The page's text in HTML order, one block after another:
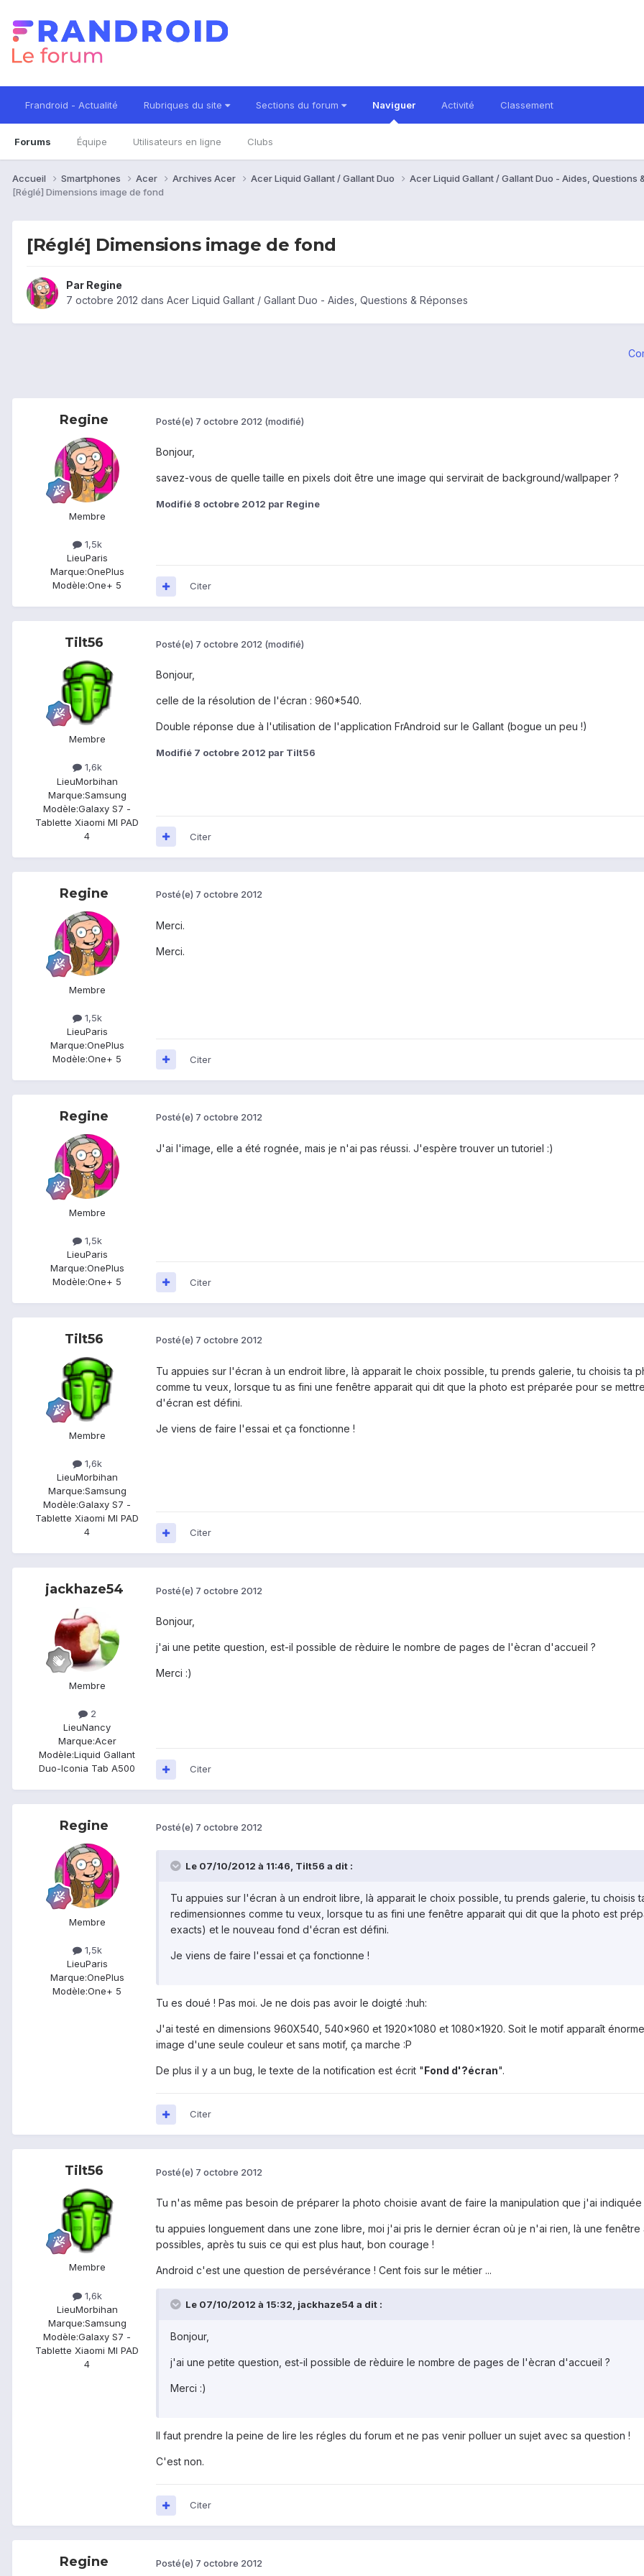
Frandroid - Actualité Rubriques du site Sections du forum Naviguer
Forums Équipe Utilisateurs en ligne Clubs
Activité Classement
Accueil Smartphones Acer Archives Acer Acer Liquid Gallant / Gallant Duo
Acer Liquid Gallant / Gallant Duo - Aides, Questions
[Réglé] Dimensions image de fond
[Réglé] Dimensions image de fond
Par Regine
7 octobre 2012 dans Acer Liquid Gallant / Gallant Duo - Aides, Questions & Réponses
Regine
Membre
1,5k
LieuParis
Marque:OnePlus
Modèle:One+ 5
Posté(e) 7 octobre 2012 (modifié)
Bonjour,
savez-vous de quelle taille en pixels doit être une image qui servirait de background/wallpaper ?
Modifié 8 octobre 2012 par Regine
Citer
Tilt56
Membre
1,6k
LieuMorbihan
Marque:Samsung
Modèle:Galaxy S7 -
Tablette Xiaomi MI PAD
4
Posté(e) 7 octobre 2012 (modifié)
Bonjour,
celle de la résolution de l'écran : 960*540.
Double réponse due à l'utilisation de l'application FrAndroid sur le Gallant (bogue un peu !)
Modifié 7 octobre 2012 par Tilt56
Citer
Regine
Membre
1,5k
LieuParis
Marque:OnePlus
Modèle:One+ 5
Posté(e) 7 octobre 2012
Merci.
Merci.
Citer
Regine
Membre
1,5k
LieuParis
Marque:OnePlus
Modèle:One+ 5
Posté(e) 7 octobre 2012
J'ai l'image, elle a été rognée, mais je n'ai pas réussi. J'espère trouver un tutoriel :)
Citer
Tilt56
Membre
1,6k
LieuMorbihan
Marque:Samsung
Modèle:Galaxy S7 -
Tablette Xiaomi MI PAD
4
Posté(e) 7 octobre 2012
Tu appuies sur l'écran à un endroit libre, là apparait le choix possible, tu prends galerie, tu choisis ta
comme tu veux, lorsque tu as fini une fenêtre apparait qui dit que la photo est préparée pour se
d'écran est défini.
Je viens de faire l'essai et ça fonctionne !
Citer
jackhaze54
Membre
2
LieuNancy
Marque:Acer
Modèle:Liquid Gallant
Duo-Iconia Tab A500
Posté(e) 7 octobre 2012
Bonjour,
j'ai une petite question, est-il possible de rèduire le nombre de pages de l'ècran d'accueil ?
Merci :)
Citer
Regine
Membre
1,5k
LieuParis
Marque:OnePlus
Modèle:One+ 5
Posté(e) 7 octobre 2012
Le 07/10/2012 à 11:46, Tilt56 a dit :
Tu appuies sur l'écran à un endroit libre, là apparait le choix possible, tu prends galerie, tu
redimensionnes comme tu veux, lorsque tu as fini une fenêtre apparait qui dit que la photo est
exacts) et le nouveau fond d'écran est défini.
Je viens de faire l'essai et ça fonctionne !
Tu es doué ! Pas moi. Je ne dois pas avoir le doigté :huh:
J'ai testé en dimensions 960X540, 540x960 et 1920x1080 et 1080x1920. Soit le motif apparaît
image d'une seule couleur et sans motif, ça marche :P
De plus il y a un bug, le texte de la notification est écrit " Fond d'?écran".
Citer
Tilt56
Membre
1,6k
LieuMorbihan
Marque:Samsung
Modèle:Galaxy S7 -
Tablette Xiaomi MI PAD
4
Posté(e) 7 octobre 2012
Tu n'as même pas besoin de préparer la photo choisie avant de faire la manipulation que j'ai indiquée
tu appuies longuement dans une zone libre, moi j'ai pris le dernier écran où je n'ai rien, là une
possibles, après tu suis ce qui est plus haut, bon courage !
Android c'est une question de persévérance ! Cent fois sur le métier ...
Le 07/10/2012 à 15:32, jackhaze54 a dit :
Bonjour,
j'ai une petite question, est-il possible de rèduire le nombre de pages de l'ècran d'accueil ?
Merci :)
Il faut prendre la peine de lire les régles du forum et ne pas venir polluer un sujet avec sa question !
C'est non.
Citer
Regine Posté(e) 7 octobre 2012